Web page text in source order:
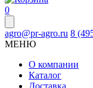
0
agro@pr-agro.ru 8
МЕНЮ
О компании
Каталог
Доставка